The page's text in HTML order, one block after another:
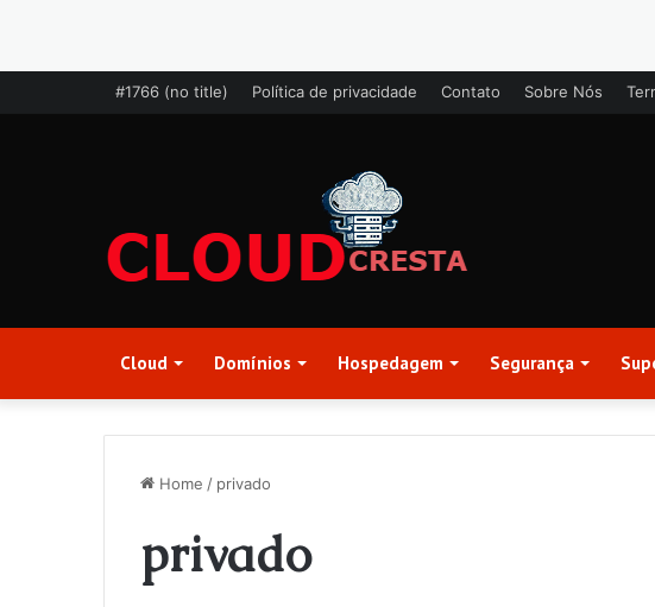
#1766 (no title) Política de privacidade Contato Sobre Nós
Cloud Domínios Hospedagem Segurança
Home / privado
privado